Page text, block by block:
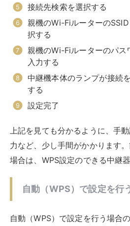
の入力間違いもないので、中継
すめできます。
有線接続を最大化するテ
有線接続を最大限に生かすため
ックを使用すれば良いのでしょ
するテクニックについて、以下に
使用している機器を再起
有線接続しても通信速度が遅か
を再起動するだけで改善される